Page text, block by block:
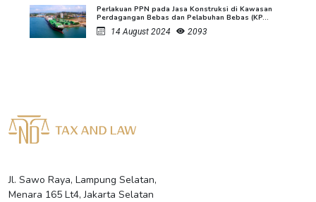
Perlakuan PPN pada Jasa Konstruksi di Kawasan
Perdagangan Bebas dan Pelabuhan Bebas (KP...
14 August 2024
2093
Jl. Sawo Raya, Lampung Selatan,
Menara 165 Lt4, Jakarta Selatan